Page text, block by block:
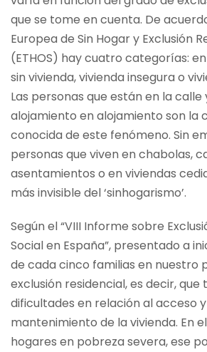
que se tome en cuenta. De
Europea de Sin Hogar y Exclusión
(ETHOS) hay cuatro categorías:
sin vivienda, vivienda insegura o
Las personas que están en la calle
alojamiento en alojamiento son la
conocida de este fenómeno. Sin
personas que viven en chabolas,
asentamientos o en viviendas
más invisible del ‘sinhogarismo’.
Según el “VIII Informe sobre
Social en España”, presentado a
de cada cinco familias en nuestro
exclusión residencial, es decir, que
dificultades en relación al acceso
mantenimiento de la vivienda. En
hogares en pobreza severa, ese